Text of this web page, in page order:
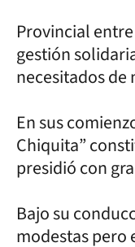
Provincial
gestión
necesitados
En sus
Chiquita”
presidió con
Bajo su
modestas pero